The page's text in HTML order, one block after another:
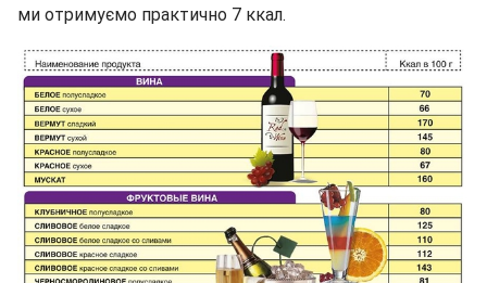
ми отримуємо практично 7 ккал.